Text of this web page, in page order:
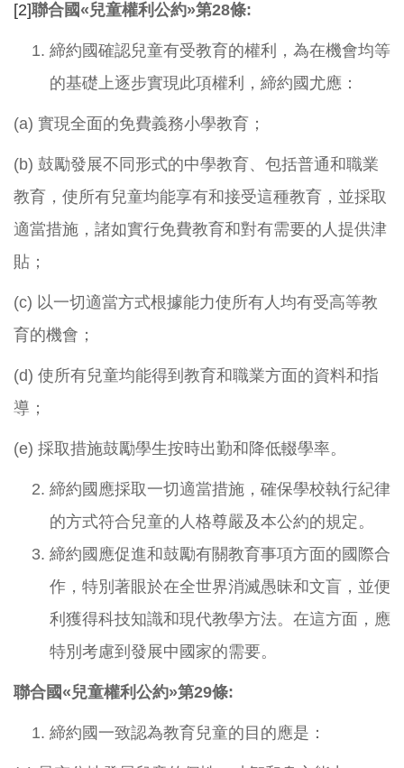
[2]聯合國«兒童權利公約»第28條:
締約國確認兒童有受教育的權利，為在機會均等
的基礎上逐步實現此項權利，締約國尤應：
(a) 實現全面的免費義務小學教育；
(b) 鼓勵發展不同形式的中學教育、包括普通和職業
教育，使所有兒童均能享有和接受這種教育，並採取
適當措施，諸如實行免費教育和對有需要的人提供津
貼；
(c) 以一切適當方式根據能力使所有人均有受高等教
育的機會；
(d) 使所有兒童均能得到教育和職業方面的資料和指
導；
(e) 採取措施鼓勵學生按時出勤和降低輟學率。
締約國應採取一切適當措施，確保學校執行紀律
的方式符合兒童的人格尊嚴及本公約的規定。
締約國應促進和鼓勵有關教育事項方面的國際合
作，特別著眼於在全世界消滅愚昧和文盲，並便
利獲得科技知識和現代教學方法。在這方面，應
特別考慮到發展中國家的需要。
聯合國«兒童權利公約»第29條:
締約國一致認為教育兒童的目的應是：